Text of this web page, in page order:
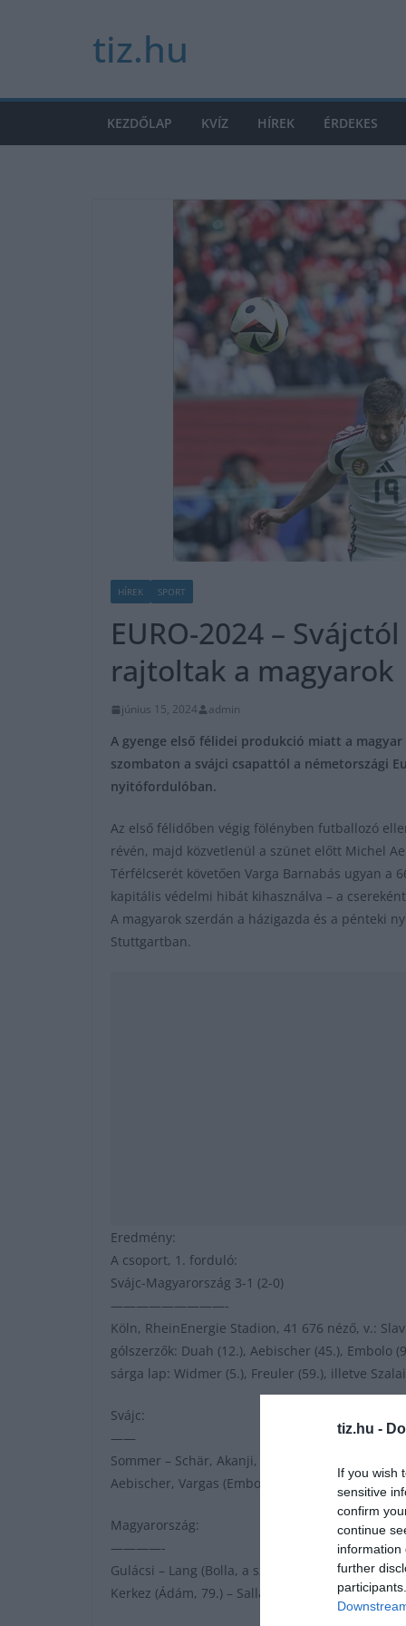
tiz.hu -
If you wish
sensitive
confirm
continue
information
further
tiz.hu
KEZDŐLAP KVÍZ HÍREK ÉRDEKES
HÍREK SPORT
EURO-2024 –
rajtoltak a magyarok
június 15, 2024 admin
A gyenge első félidei produkció miatt a
szombaton a svájci csapattól a németországi
nyitófordulóban.
Az első félidőben végig fölényben futballozó
révén, majd közvetlenül a szünet előtt Michel
Térfélcserét követően Varga Barnabás ugyan a
kapitális védelmi hibát kihasználva – a
A magyarok szerdán a házigazda és a pénteki
Stuttgartban.
Eredmény:
A csoport, 1. forduló:
Svájc-Magyarország 3-1 (2-0)
—————————-
Köln, RheinEnergie Stadion, 41 676 néző, v.:
gólszerzők: Duah (12.), Aebischer (45.), Embolo
sárga lap: Widmer (5.), Freuler (59.), illetve
Svájc:
——
Sommer – Schär, Akanji, Rodriguez – Widmer
Aebischer, Vargas (Embolo, 74.) – Duah
Magyarország:
————-
Gulácsi – Lang (Bolla, a szünetben), Orbán,
Kerkez (Ádám, 79.) – Sallai, Szoboszlai – Varga B.